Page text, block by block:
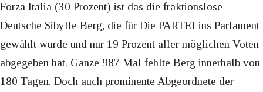
Forza Italia (30 Prozent) ist das die fraktionslose
Deutsche Sibylle Berg, die für Die PARTEI ins Parlament
gewählt wurde und nur 19 Prozent aller möglichen Voten
abgegeben hat. Ganze 987 Mal fehlte Berg innerhalb von
180 Tagen. Doch auch prominente Abgeordnete der